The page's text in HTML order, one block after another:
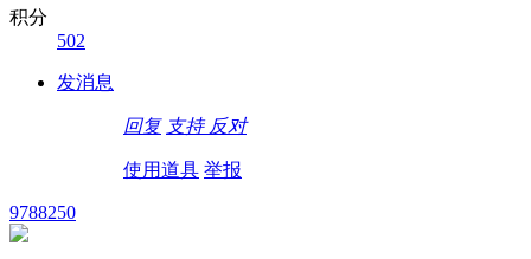
积分
502
发消息
回复 支持 反对
使用道具 举报
9788250